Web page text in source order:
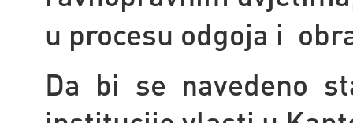
u procesu odgoja i
Da bi se navedeno